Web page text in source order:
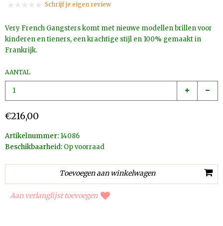
Schrijf je eigen review
Very French Gangsters komt met nieuwe modellen brillen voor
kinderen en tieners, een krachtige stijl en 100% gemaakt in
Frankrijk.
AANTAL
€216,00
Artikelnummer: 14086
Beschikbaarheid: Op voorraad
Aan verlanglijst toevoegen